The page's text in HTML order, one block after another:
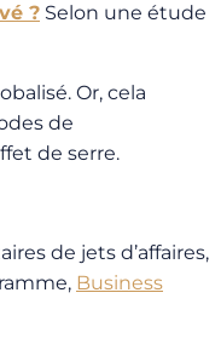
? Selon une étude
Or, cela
de
de serre.
de jets d’affaires,
Business